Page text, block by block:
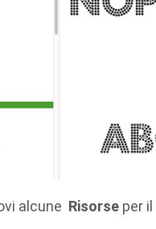
alcune Risorse per il